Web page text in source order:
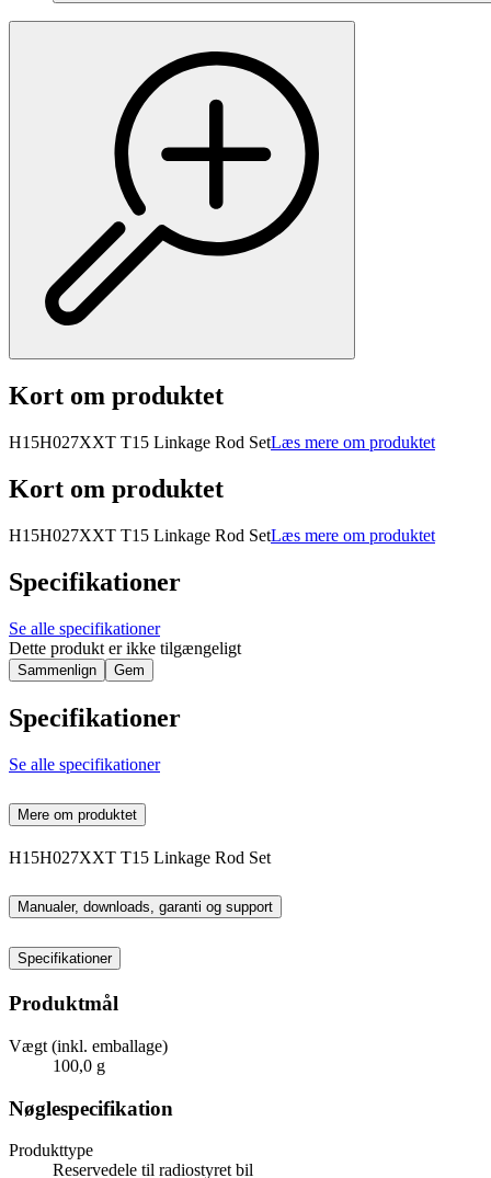
Kort om produktet
H15H027XXT T15 Linkage Rod SetLæs mere om produktet
Kort om produktet
H15H027XXT T15 Linkage Rod SetLæs mere om produktet
Specifikationer
Se alle specifikationer
Dette produkt er ikke tilgængeligt
Sammenlign Gem
Specifikationer
Se alle specifikationer
Mere om produktet
H15H027XXT T15 Linkage Rod Set
Manualer, downloads, garanti og support
Specifikationer
Produktmål
Vægt (inkl. emballage)
100,0 g
Nøglespecifikation
Produkttype
Reservedele til radiostyret bil